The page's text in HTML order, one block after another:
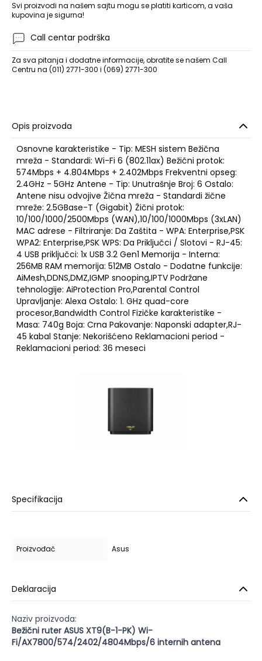
Svi proizvodi na našem sajtu mogu se platiti karticom, a vaša
kupovina je sigurna!
Call centar podrška
Za sva pitanja i dodatne informacije, obratite se našem Call
Centru na (011) 2771-300 i (069) 2771-300
Opis proizvoda
Osnovne karakteristike - Tip: MESH sistem Bežična
mreža - Standardi: Wi-Fi 6 (802.11ax) Bežični protok:
574Mbps + 4.804Mbps + 2.402Mbps Frekventni opseg:
2.4GHz - 5GHz Antene - Tip: Unutrašnje Broj: 6 Ostalo:
Antene nisu odvojive Žična mreža - Standardi žične
mreže: 2.5GBase-T (Gigabit) Žični protok:
10/100/1000/2500Mbps (WAN),10/100/1000Mbps (3xLAN)
MAC adrese - Filtriranje: Da Zaštita - WPA: Enterprise,PSK
WPA2: Enterprise,PSK WPS: Da Priključci / Slotovi - RJ-45:
4 USB priključci: 1x USB 3.2 Gen1 Memorija - Interna:
256MB RAM memorija: 512MB Ostalo - Dodatne funkcije:
AiMesh,DDNS,DMZ,IGMP snooping,IPTV Podržane
tehnologije: AiProtection Pro,Parental Control
Upravljanje: Alexa Ostalo: 1. GHz quad-core
procesor,Bandwidth Control Fizičke karakteristike -
Masa: 740g Boja: Crna Pakovanje: Naponski adapter,RJ-
45 kabal Stanje: Nekorišćeno Reklamacioni period -
Reklamacioni period: 36 meseci
Specifikacija
Proizvođač Asus
Deklaracija
Naziv proizvoda:
Bežični ruter ASUS XT9(B-1-PK) Wi-
Fi/AX7800/574/2402/4804Mbps/6 internih antena